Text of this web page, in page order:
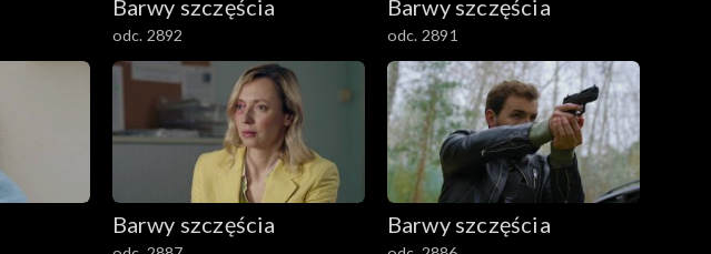
Barwy szczęścia
odc. 2892
Barwy szczęścia
odc. 2891
Barwy szczęścia Barwy szczęścia